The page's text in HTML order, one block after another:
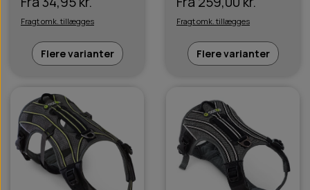
Fragt omk. tillægges
Flere varianter
Fragt omk. tillægges
Flere varianter